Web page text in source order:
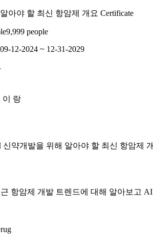
아야 할 최신 항암제 개요 Certificate
9,999 people
09-12-2024 ~ 12-31-2029
이 랑
신약개발을 위해 알아야 할 최신 항암제
항암제 개발 트렌드에 대해 알아보고